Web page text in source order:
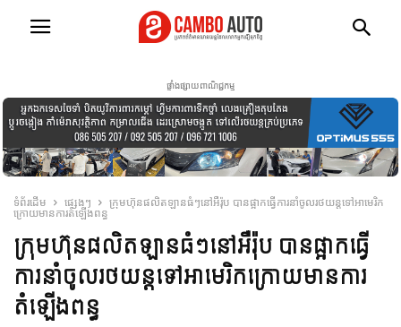
ផ្ទាំងផ្សាយពាណិជ្ជកម្ម
ទំព័រដើម ផ្សេងៗ
ក្រុមហ៊ុនផលិតឡានធំៗនៅអឺរ៉ុប បានផ្អាកធ្វើការនាំចូលរថយន្ដទៅអាមេរិក
ក្រោយមានការតំឡើងពន្ធ
ក្រុមហ៊ុនផលិតឡានធំៗនៅអឺរ៉ុប បានផ្អាកធ្វើ
ការនាំចូលរថយន្ដទៅអាមេរិកក្រោយមានការ
តំឡើងពន្ធ